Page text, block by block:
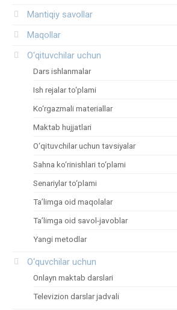
Mantiqiy savollar
Maqollar
O‘qituvchilar uchun
Dars ishlanmalar
Ish rejalar to‘plami
Ko‘rgazmali materiallar
Maktab hujjatlari
O‘qituvchilar uchun tavsiyalar
Sahna ko‘rinishlari to‘plami
Senariylar to‘plami
Ta’limga oid maqolalar
Ta’limga oid savol-javoblar
Yangi metodlar
O‘quvchilar uchun
Onlayn maktab darslari
Televizion darslar jadvali